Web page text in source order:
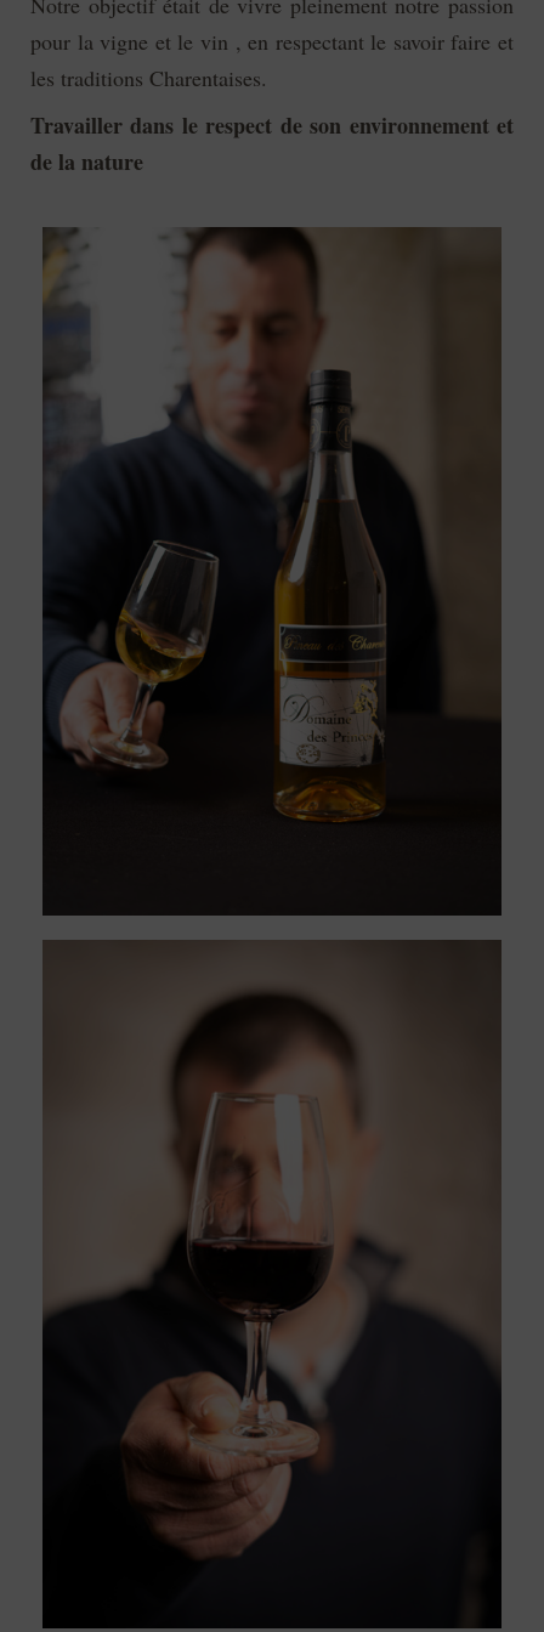
pour la vigne et le vin , en respectant le savoir faire et
les traditions Charentaises.
Travailler dans le respect de son environnement et
de la nature